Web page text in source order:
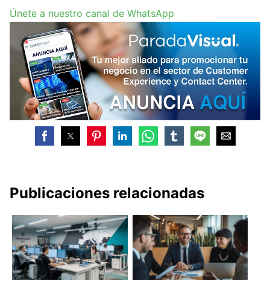
Únete a nuestro canal de WhatsApp
Publicaciones relacionadas